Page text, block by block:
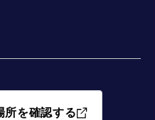
を確認する